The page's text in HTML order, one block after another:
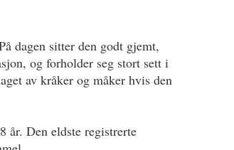
dagen sitter den godt gjemt,
og forholder seg stort sett i
av kråker og måker hvis den
år. Den eldste registrerte